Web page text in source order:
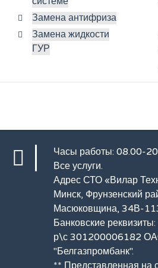
Замена антифриза
Замена жидкости
ГУР
Часы работы: 08.00-
Все услуги.
Адрес СТО «Вилар
Минск, Фрунзенский
Масюковщина, 34В-
Банковские
р\с 301200006182
"Белгазпромбанк".
** Представленная на